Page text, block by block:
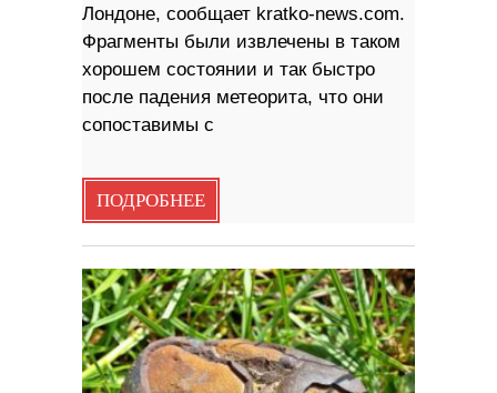
Лондоне, сообщает kratko-news.com.
Фрагменты были извлечены в таком
хорошем состоянии и так быстро
после падения метеорита, что они
сопоставимы с
ПОДРОБНЕЕ